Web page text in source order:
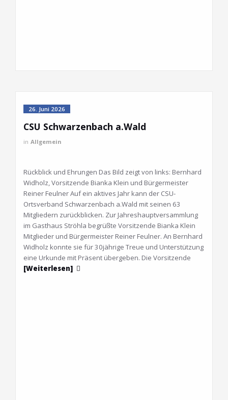
26. Juni 2026
CSU Schwarzenbach a.Wald
in Allgemein
Rückblick und Ehrungen Das Bild zeigt von links: Bernhard
Widholz, Vorsitzende Bianka Klein und Bürgermeister
Reiner Feulner Auf ein aktives Jahr kann der CSU-
Ortsverband Schwarzenbach a.Wald mit seinen 63
Mitgliedern zurückblicken. Zur Jahreshauptversammlung
im Gasthaus Ströhla begrüßte Vorsitzende Bianka Klein
Mitglieder und Bürgermeister Reiner Feulner. An Bernhard
Widholz konnte sie für 30jährige Treue und Unterstützung
eine Urkunde mit Präsent übergeben. Die Vorsitzende
[Weiterlesen]